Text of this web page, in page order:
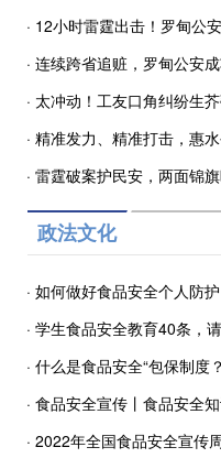
事儿
· 12小时雷霆出击！罗甸公
· 连续跨省追赃，罗甸公安
· 太冲动！工友口角纠纷生
意伤人……
· 精准发力、精准打击，惠水
· 雷霆破案护民安，两面锦
政法文化
· 如何做好食品安全个人防护
· 学生食品安全教育40条，
· 什么是食品安全“包保制度
责任”？
· 食品安全宣传丨食品安全
· 2022年全国食品安全宣传